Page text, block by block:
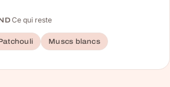
Ce qui reste
Muscs blancs